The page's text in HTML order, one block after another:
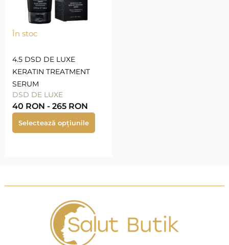
În stoc
4.5 DSD DE LUXE
KERATIN TREATMENT
SERUM
DSD DE LUXE
40 RON - 265 RON
Selectează opțiunile